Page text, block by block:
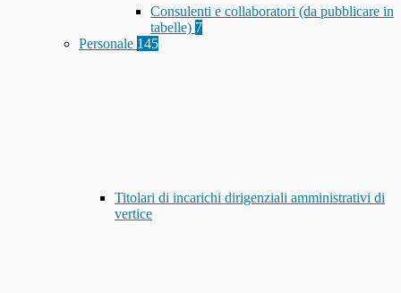
Consulenti e collaboratori (da pubblicare in
tabelle) 7
Personale 145
Titolari di incarichi dirigenziali amministrativi di
vertice